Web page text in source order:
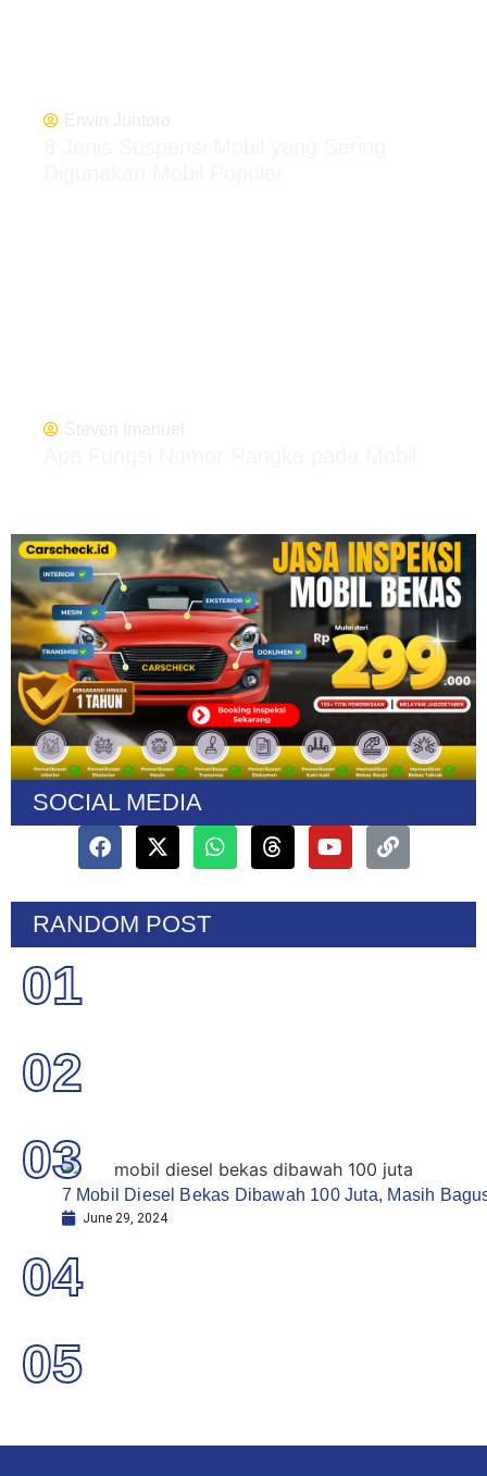
SOCIAL MEDIA
RANDOM POST
01
02
7 Mobil Diesel Bekas Dibawah 100 Juta, Masih
June 29, 2024
03
04
05